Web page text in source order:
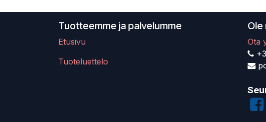
Tuotteemme ja palvelumme
Etusivu
Tuoteluettelo
Ole
Ota